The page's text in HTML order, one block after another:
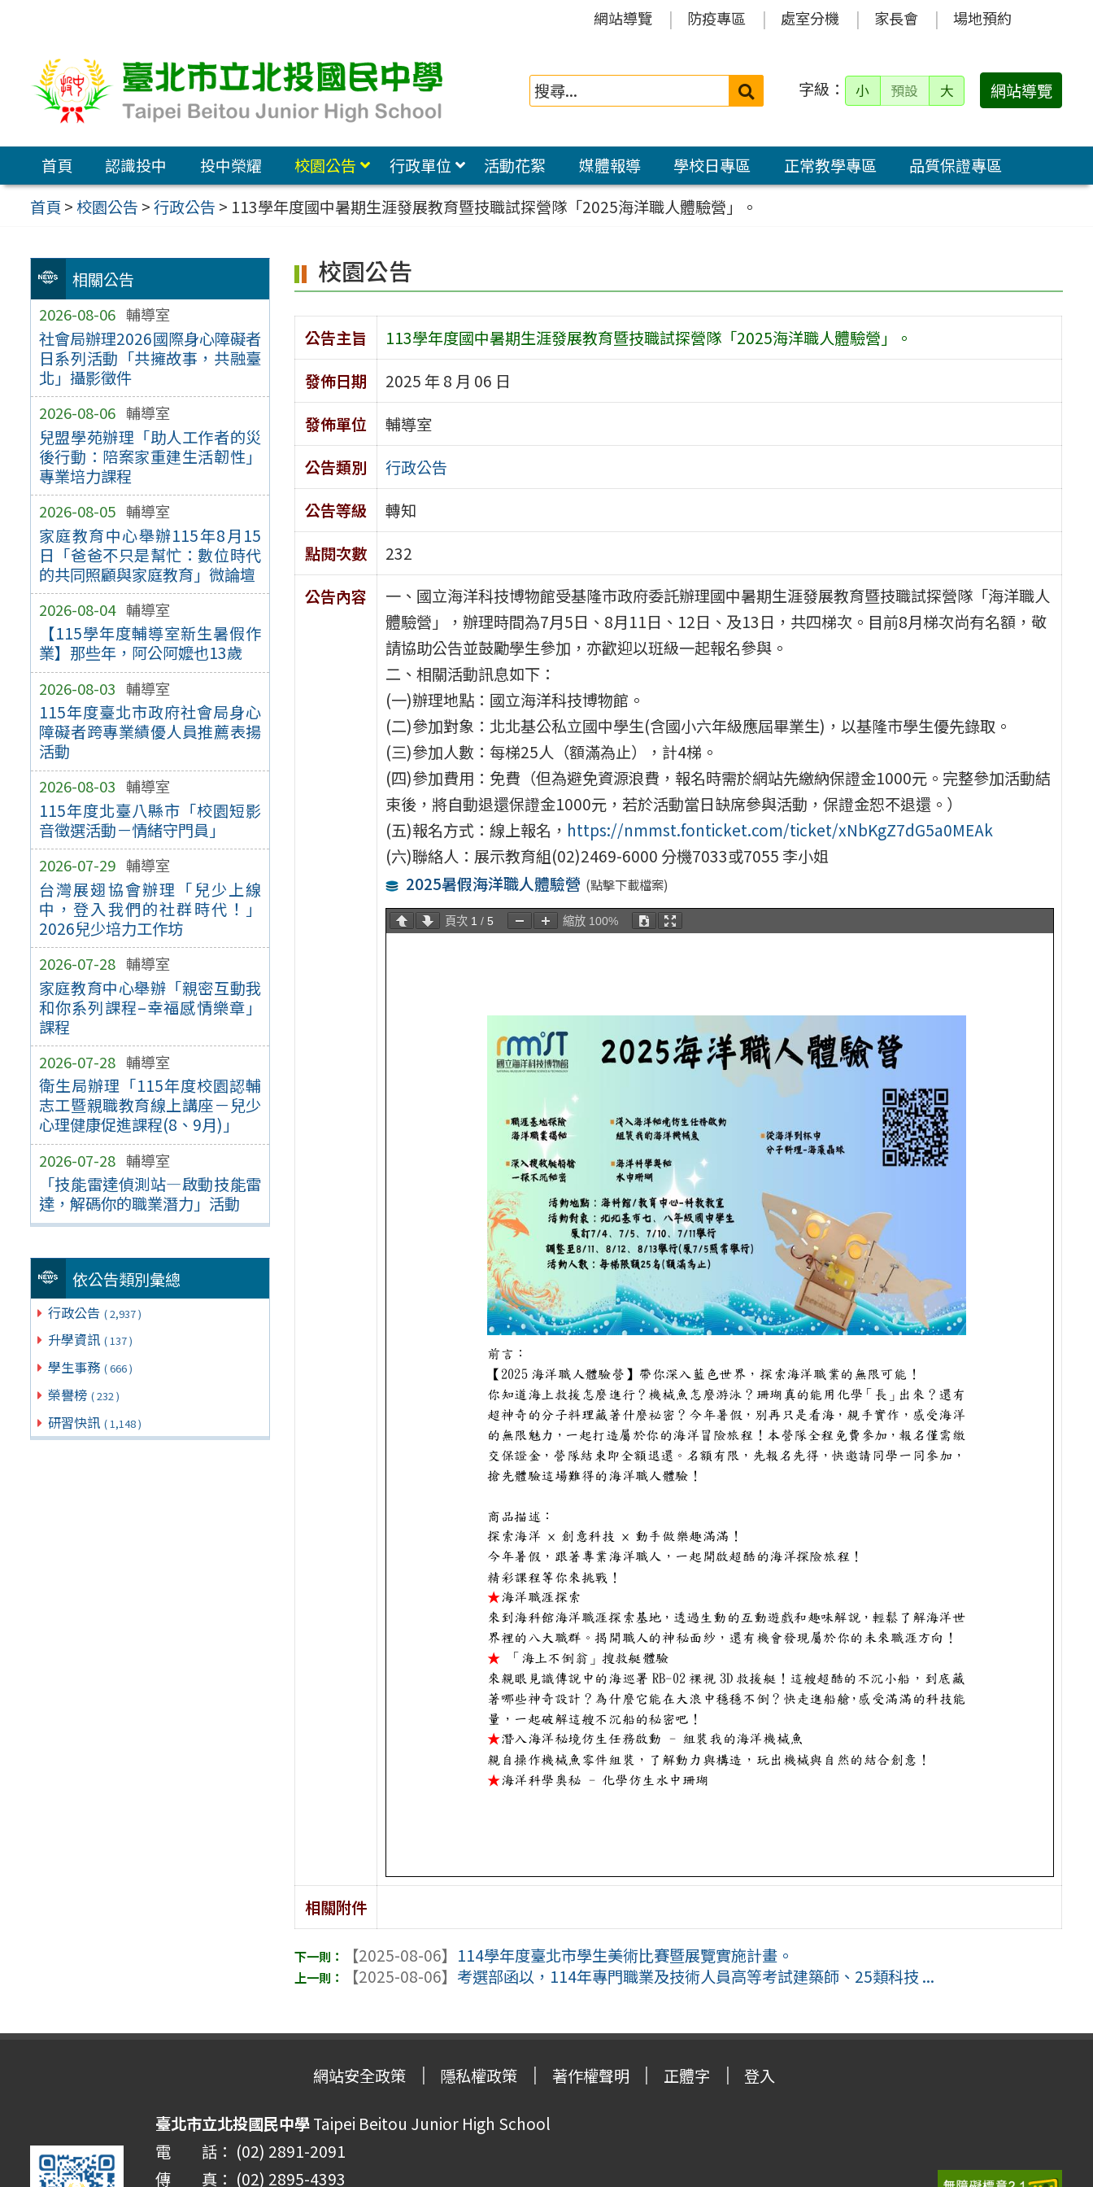
容
區
網站導覽 防疫專區 處室分機 家長會 場地預約
搜
字級： 小 預設 大 網站導覽
首頁 認識投中 投中榮耀 校園公告 行政單位 活動花絮 媒體報導 學校日專區 正常教學專區
品質保證專區
首頁 >校園公告 >行政公告 > 113學年度國中暑期生涯發展教育暨技職試探營隊「2025海洋職人體驗營」。
相關公告
2026-08-06 輔導室
社會局辦理2026國際身心障礙者
日系列活動「共擁故事，共融臺
北」攝影徵件
2026-08-06 輔導室
兒盟學苑辦理「助人工作者的災
後行動：陪案家重建生活韌性」
專業培力課程
2026-08-05 輔導室
家庭教育中心舉辦115年8月15
日「爸爸不只是幫忙：數位時代
的共同照顧與家庭教育」微論壇
2026-08-04 輔導室
【115學年度輔導室新生暑假作
業】那些年，阿公阿嬤也13歲
2026-08-03 輔導室
115年度臺北市政府社會局身心
障礙者跨專業績優人員推薦表揚
活動
2026-08-03 輔導室
115年度北臺八縣市「校園短影
音徵選活動－情緒守門員」
2026-07-29 輔導室
台灣展翅協會辦理「兒少上線
中，登入我們的社群時代！」
2026兒少培力工作坊
2026-07-28 輔導室
家庭教育中心舉辦「親密互動我
和你系列課程–幸福感情樂章」
課程
2026-07-28 輔導室
衛生局辦理「115年度校園認輔
志工暨親職教育線上講座－兒少
心理健康促進課程(8、9月)」
2026-07-28 輔導室
「技能雷達偵測站—啟動技能雷
達，解碼你的職業潛力」活動
依公告類別彙總
行政公告 ( 2,937 )
升學資訊 ( 137 )
學生事務 ( 666 )
榮譽榜 ( 232 )
研習快訊 ( 1,148 )
校園公告
公告主旨
113學年度國中暑期生涯發展教育暨技職試探營隊「2025海洋職人體驗營」。
發佈日期
2025 年 8 月 06 日
發佈單位
輔導室
公告類別
行政公告
公告等級
轉知
點閱次數
232
公告內容
一、國立海洋科技博物館受基隆市政府委託辦理國中暑期生涯發展教育暨技職試探營隊「海洋職人
體驗營」，辦理時間為7月5日、8月11日、12日、及13日，共四梯次。目前8月梯次尚有名額，敬
請協助公告並鼓勵學生參加，亦歡迎以班級一起報名參與。
二、相關活動訊息如下：
(一)辦理地點：國立海洋科技博物館。
(二)參加對象：北北基公私立國中學生(含國小六年級應屆畢業生)，以基隆市學生優先錄取。
(三)參加人數：每梯25人（額滿為止），計4梯。
(四)參加費用：免費（但為避免資源浪費，報名時需於網站先繳納保證金1000元。完整參加活動結
束後，將自動退還保證金1000元，若於活動當日缺席參與活動，保證金恕不退還。）
(五)報名方式：線上報名， https://nmmst.fonticket.com/ticket/xNbKgZ7dG5a0MEAk
(六)聯絡人：展示教育組(02)2469-6000 分機7033或7055 李小姐
2025暑假海洋職人體驗營 (點擊下載檔案)
頁次 1 / 5 縮放 100%
相關附件
【2025-08-06】 114學年度臺北市學生美術比賽暨展覽實施計畫。
【2025-08-06】 考選部函以，114年專門職業及技術人員高等考試建築師、25類科技 ...
網站安全政策 隱私權政策 著作權聲明 正體字 登入
臺北市立北投國民中學Taipei Beitou Junior High School
電 話： (02) 2891-2091
傳 真： (02) 2895-4393